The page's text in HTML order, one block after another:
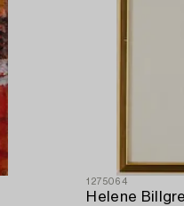
1275064
Helene